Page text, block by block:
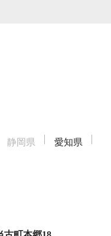
静岡県 愛知県